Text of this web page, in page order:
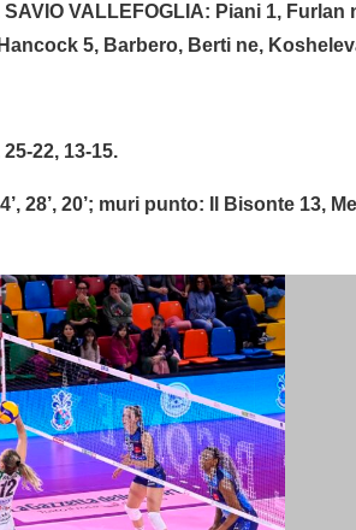
VALLEFOGLIA: Piani 1,
5, Barbero, Berti ne,
22, 13-15.
28’, 20’; muri punto: Il Bisonte 13,